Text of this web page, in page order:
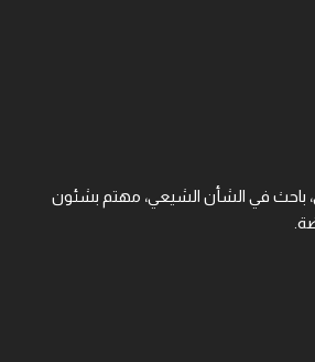
في الشأن الشيعي، مهتم بشئون